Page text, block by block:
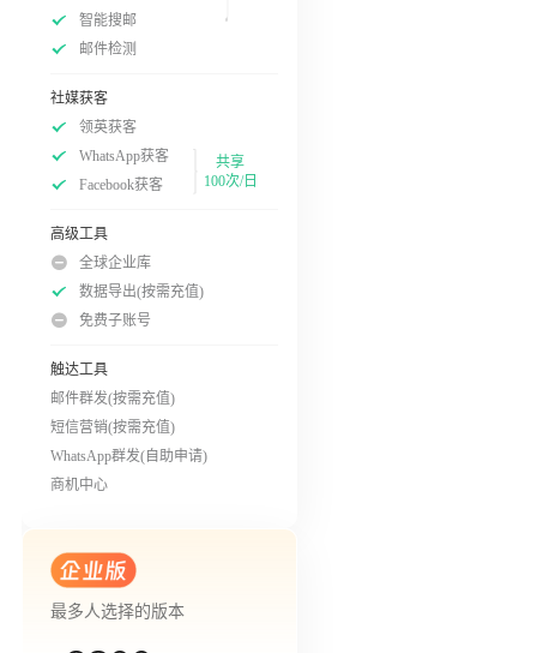
智能搜邮
邮件检测
社媒获客
领英获客
WhatsApp获客
Facebook获客
共享
100次/日
高级工具
全球企业库
数据导出(按需充值)
免费子账号
触达工具
邮件群发(按需充值)
短信营销(按需充值)
WhatsApp群发(自助申请)
商机中心
最多人选择的版本